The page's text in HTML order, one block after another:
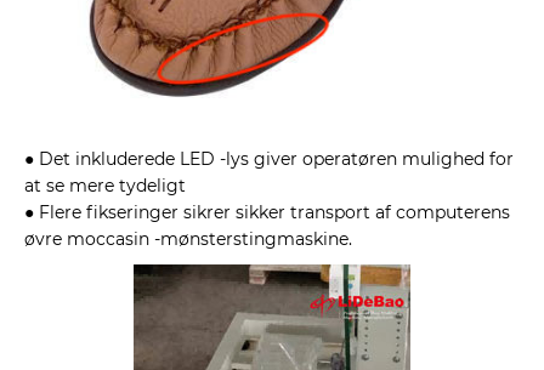
● Det inkluderede LED -lys giver operatøren mulighed for
at se mere tydeligt
● Flere fikseringer sikrer sikker transport af computerens
øvre moccasin -mønsterstingmaskine.